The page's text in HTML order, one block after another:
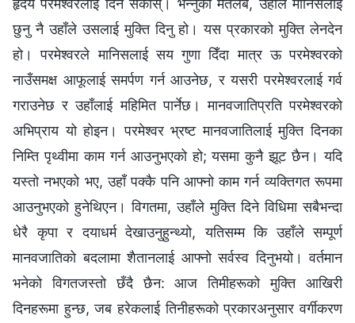
छुनु नै उहाँले उसलाई मुक्ति दिनु हो। यस प्रकारको मुक्ति लेनदेन
हो। परमेश्‍वरले मानिसलाई सय गुणा दिँदा मात्र ऊ परमेश्‍वरको
नाउँसमक्ष आफूलाई समर्पण गर्न आउनेछ, र यसरी परमेश्‍वरलाई गर्व
गराउनेछ र उहाँलाई महिमित पार्नेछ। मानवजातिप्रति परमेश्‍वरको
अभिप्राय यो होइन। परमेश्‍वर भ्रष्ट मानवजातिलाई मुक्ति दिनका
निम्ति पृथ्वीमा काम गर्न आउनुभएको हो; यसमा कुनै झूट छैन। यदि
यस्तो नभएको भए, उहाँ पक्कै पनि आफ्नो काम गर्न व्यक्तिगत रूपमा
आउनुभएको हुनेथिएन। विगतमा, उहाँले मुक्ति दिने विधिमा सबैभन्दा
धेरै कृपा र दयाधर्म देखाउनुहुन्थ्यो, यतिसम्म कि उहाँले सम्पूर्ण
मानवजातिको बदलामा शैतानलाई आफ्नो सर्वस्व दिनुभयो। वर्तमान
भनेको विगतजस्तो छँदै छैन: आज तिमीहरूको मुक्ति आखिरी
दिनहरूमा हुन्छ, जब हरेकलाई तिनीहरूको प्रकारअनुसार वर्गीकरण